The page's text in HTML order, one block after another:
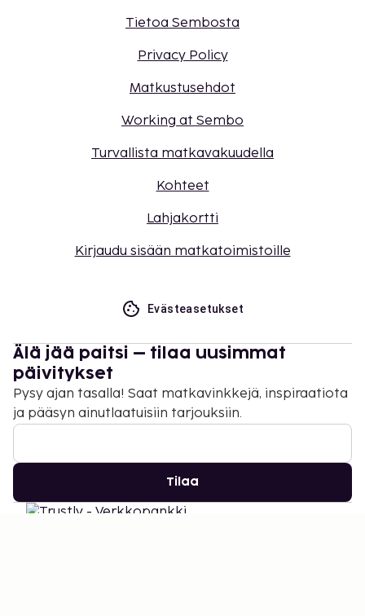
Tietoa Sembosta
Privacy Policy
Matkustusehdot
Working at Sembo
Turvallista matkavakuudella
Kohteet
Lahjakortti
Kirjaudu sisään matkatoimistoille
Evästeasetukset
Älä jää paitsi – tilaa uusimmat
päivitykset
Pysy ajan tasalla! Saat matkavinkkejä, inspiraatiota
ja pääsyn ainutlaatuisiin tarjouksiin.
Tilaa